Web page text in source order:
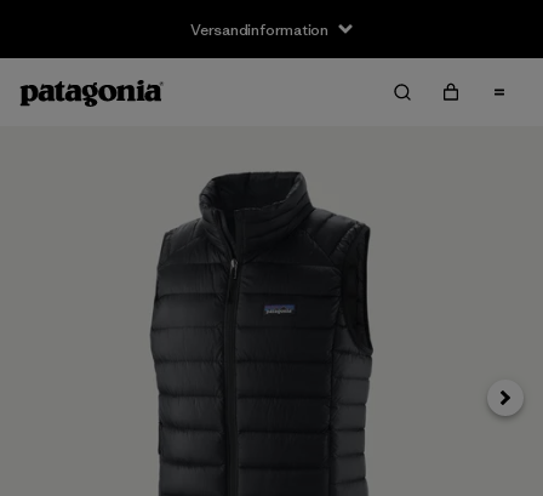
Versandinformation